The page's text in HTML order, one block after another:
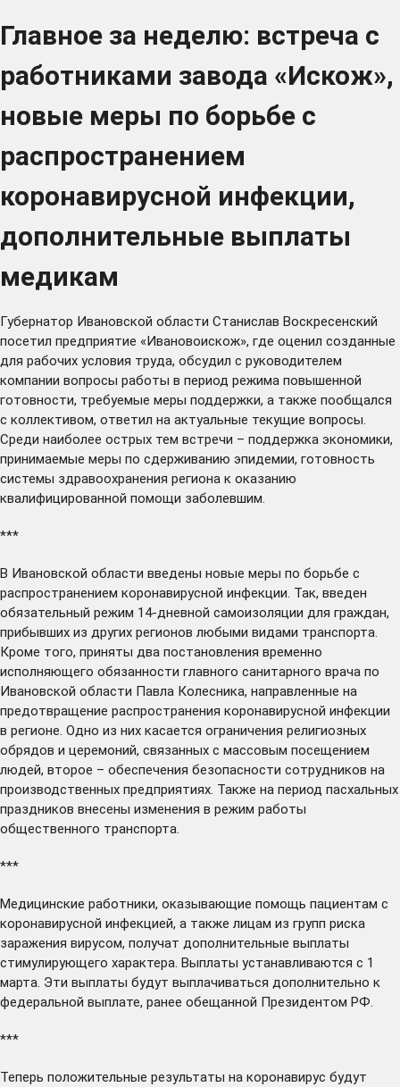
Главное за неделю: встреча с
работниками завода «Искож»,
новые меры по борьбе с
распространением
коронавирусной инфекции,
дополнительные выплаты
медикам
Губернатор Ивановской области Станислав Воскресенский
посетил предприятие «Ивановоискож», где оценил созданные
для рабочих условия труда, обсудил с руководителем
компании вопросы работы в период режима повышенной
готовности, требуемые меры поддержки, а также пообщался
с коллективом, ответил на актуальные текущие вопросы
Среди наиболее острых тем встречи – поддержка экономики,
принимаемые меры по сдерживанию эпидемии, готовность
системы здравоохранения региона к оказанию
квалифицированной помощи заболевшим.
***
В Ивановской области введены новые меры по борьбе с
распространением коронавирусной инфекции. Так, введен
обязательный режим 14-дневной самоизоляции для граждан,
прибывших из других регионов любыми видами транспорта.
Кроме того, приняты два постановления временно
исполняющего обязанности главного санитарного врача по
Ивановской области Павла Колесника, направленные на
предотвращение распространения коронавирусной инфекции
в регионе. Одно из них касается ограничения религиозных
обрядов и церемоний, связанных с массовым посещением
людей, второе – обеспечения безопасности сотрудников на
производственных предприятиях. Также на период пасхальных
праздников внесены изменения в режим работы
общественного транспорта.
***
Медицинские работники, оказывающие помощь пациентам с
коронавирусной инфекцией, а также лицам из групп риска
заражения вирусом, получат дополнительные выплаты
стимулирующего характера. Выплаты устанавливаются с 1
марта. Эти выплаты будут выплачиваться дополнительно к
федеральной выплате, ранее обещанной Президентом РФ.
***
Теперь положительные результаты на коронавирус будут